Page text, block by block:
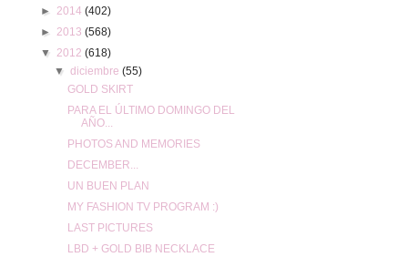
►2014(402)
►2013(568)
▼2012(618)
▼ diciembre (55)
GOLD SKIRT
PARA EL ÚLTIMO DOMINGO DEL
AÑO...
PHOTOS AND MEMORIES
DECEMBER...
UN BUEN PLAN
MY FASHION TV PROGRAM :)
LAST PICTURES
LBD + GOLD BIB NECKLACE